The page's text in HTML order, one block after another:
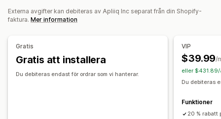
Miljövänligt
Ekologisk
Vit etikett
Ekologisk leverans Global leverans
Multi-leverans
Uppdateringar i realtid Inkluderande prissättning
Inköpsställen
Externa avgifter kan debiteras av Apliiq Inc separat från din Shopify-
faktura. Mer information
Gratis
Gratis att installera
Du debiteras endast för ordrar som vi hanterar.
VIP
$39.99/
eller $431.89/
Du debiteras
Funktioner
20 % rabatt